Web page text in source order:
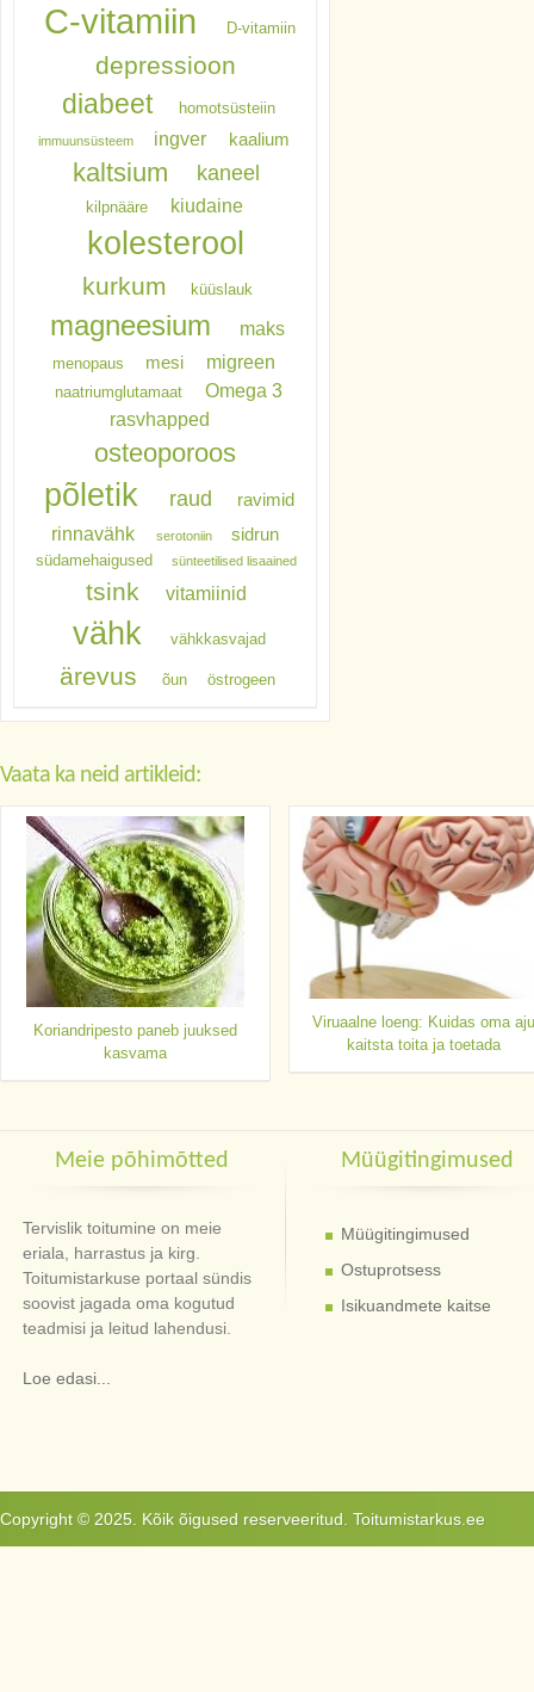
C-vitamiin D-vitamiin
depressioon
diabeet homotsüsteiin
immuunsüsteem ingver kaalium
kaltsium kaneel
kilpnääre kiudaine
kolesterool
kurkum küüslauk
magneesium maks
menopaus mesi migreen
naatriumglutamaat
Omega 3
rasvhapped
osteoporoos
põletik raud ravimid
rinnavähk serotoniin sidrun
südamehaigused sünteetilised lisaained
tsink vitamiinid
vähk vähkkasvajad
ärevus õun östrogeen
Vaata ka neid artikleid:
Koriandripesto paneb juuksed
kasvama
Viruaalne loeng: Kuidas oma aju
kaitsta toita ja toetada
Meie põhimõtted
Tervislik toitumine on meie
eriala, harrastus ja kirg.
Toitumistarkuse portaal sündis
soovist jagada oma kogutud
teadmisi ja leitud lahendusi.
Loe edasi...
Müügitingimused
Müügitingimused
Ostuprotsess
Isikuandmete kaitse
Copyright © 2025. Kõik õigused reserveeritud. Toitumistarkus.ee